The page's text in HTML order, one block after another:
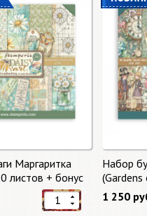
Маргаритка
листов + бонус
Набор
бонус от
1 250